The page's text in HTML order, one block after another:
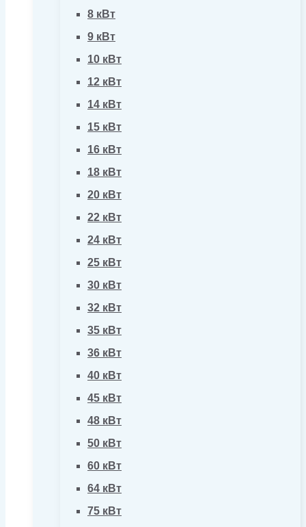
8 кВт
9 кВт
10 кВт
12 кВт
14 кВт
15 кВт
16 кВт
18 кВт
20 кВт
22 кВт
24 кВт
25 кВт
30 кВт
32 кВт
35 кВт
36 кВт
40 кВт
45 кВт
48 кВт
50 кВт
60 кВт
64 кВт
75 кВт